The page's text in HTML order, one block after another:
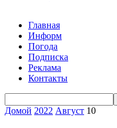
Главная
Информ
Погода
Подписка
Реклама
Контакты
Домой 2022 Август 10